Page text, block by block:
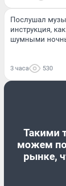
Послушал
инструкция,
шумными
3 часа 530
Такими
можем
рынке,